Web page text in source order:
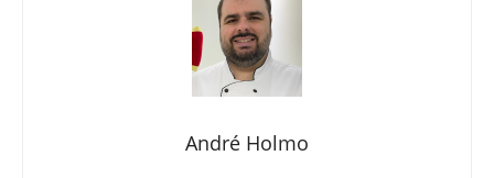
André Holmo